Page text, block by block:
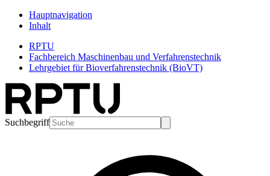
Hauptnavigation
Inhalt
RPTU
Fachbereich Maschinenbau und Verfahrenstechnik
Lehrgebiet für Bioverfahrenstechnik (BioVT)
Suchbegriff